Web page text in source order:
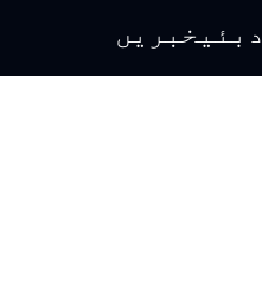
دبئیخبریں